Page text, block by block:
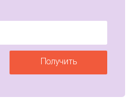
Получить